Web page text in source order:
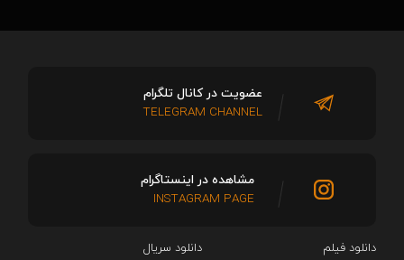
دانلود فیلم
دانلود سریال‌
عضویت در کانال تلگرام
TELEGRAM CHANNEL
مشاهده در اینستاگرام
INSTAGRAM PAGE